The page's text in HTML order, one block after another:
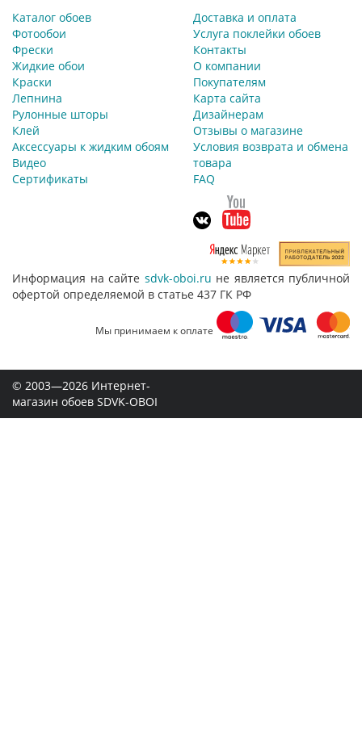
Каталог обоев
Фотообои
Фрески
Жидкие обои
Краски
Лепнина
Рулонные шторы
Клей
Аксессуары к жидким обоям
Видео
Сертификаты
Доставка и оплата
Услуга поклейки обоев
Контакты
О компании
Покупателям
Карта сайта
Дизайнерам
Отзывы о магазине
Условия возврата и обмена
товара
FAQ
Информация на сайте sdvk-oboi.ru не является публичной
офертой определяемой в статье 437 ГК РФ
Мы принимаем к оплате
© 2003—2026 Интернет-
магазин обоев SDVK-OBOI